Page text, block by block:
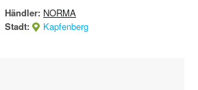
Händler: NORMA
Stadt:
Kapfenberg